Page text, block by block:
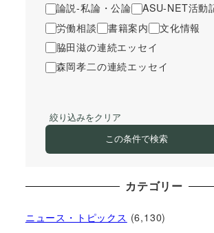
論説-私論・公論
ASU-NET活動
労働相談
書籍案内
文化情報
脇田滋の連続エッセイ
森岡孝二の連続エッセイ
絞り込みをクリア
この条件で検索
カテゴリー
ニュース・トピックス (6,130)